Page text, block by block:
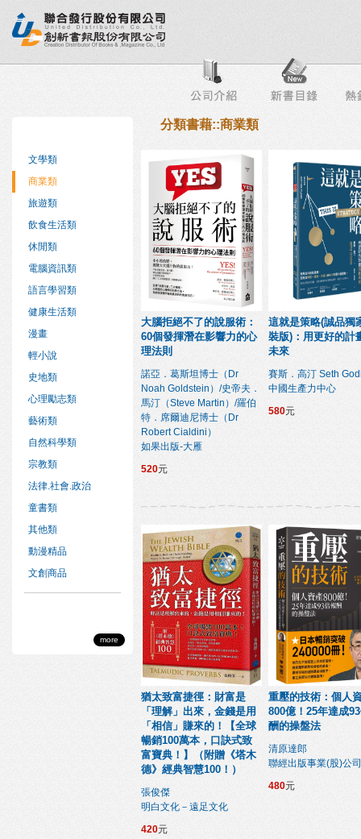
榜 出版社專區 書店專區 目錄下載 會員服務
文學類
商業類
旅遊類
飲食生活類
休閒類
電腦資訊類
語言學習類
健康生活類
漫畫
輕小說
史地類
心理勵志類
藝術類
自然科學類
宗教類
法律.社會.政治
童書類
其他類
動漫精品
文創商品
more
分類書藉::商業類
大腦拒絕不了的說服術：
60個發揮潛在影響力的心
理法則
諾亞．葛斯坦博士（Dr
Noah Goldstein）/史帝夫．
馬汀（Steve Martin）/羅伯
特．席爾迪尼博士（Dr
Robert Cialdini）
如果出版-大雁
520元
這就是策略(誠品獨
裝版)：用更好的計
未來
賽斯．高汀 Seth
中國生產力中心
580元
猶太致富捷徑：財富是
「理解」出來，金錢是用
「相信」賺來的！【全球
暢銷100萬本，口訣式致
富寶典！】（附贈《塔木
德》經典智慧100！）
張俊傑
明白文化－遠足文化
420元
重壓的技術：個人
800億！25年達成
酬的操盤法
清原達郎
聯經出版事業(股)公司
480元